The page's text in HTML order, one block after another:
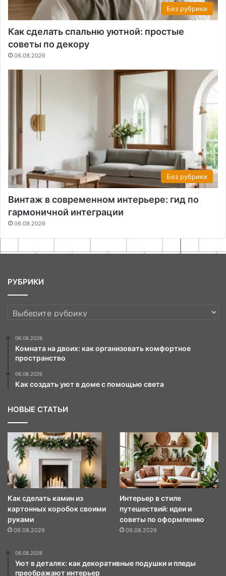
Без рубрики
Как сделать спальню уютной: простые
советы по декору
06.08.2026
Без рубрики
Винтаж в современном интерьере: гид по
гармоничной интеграции
06.08.2026
РУБРИКИ
РУБРИКИ
06.08.2026
Комната на двоих: как организовать комфортное
пространство
06.08.2026
Как создать уют в доме с помощью света
НОВЫЕ СТАТЬИ
Как сделать камин из
картонных коробок своими
руками
06.08.2026
Интерьер в стиле
путешествий: идеи и
советы по оформлению
06.08.2026
06.08.2026
Уют в деталях: как декоративные подушки и пледы
преображают интерьер